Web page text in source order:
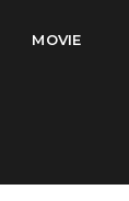
MOVIE